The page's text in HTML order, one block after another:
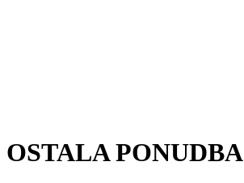
OSTALA PONUDBA